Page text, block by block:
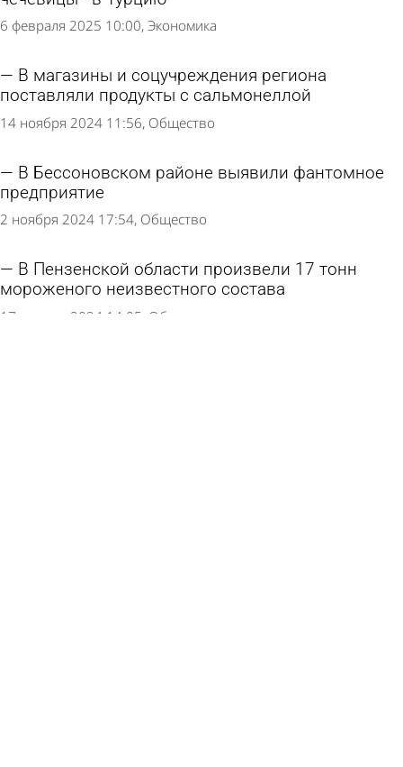
6 февраля 2025 10:00 Экономика
В магазины и соцучреждения региона
поставляли продукты с сальмонеллой
14 ноября 2024 11:56 Общество
В Бессоновском районе выявили фантомное
предприятие
2 ноября 2024 17:54 Общество
В Пензенской области произвели 17 тонн
мороженого неизвестного состава
17 августа 2024 14:05 Общество